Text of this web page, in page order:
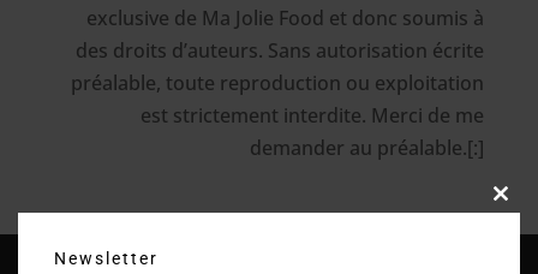
exclusive de Ma Jolie Food et donc soumis à
des droits d’auteurs. Sans autorisation écrite
préalable, toute reproduction ou exploitation
est strictement interdite. Merci de me
demander au préalable.[:]
Close
this
Newsletter